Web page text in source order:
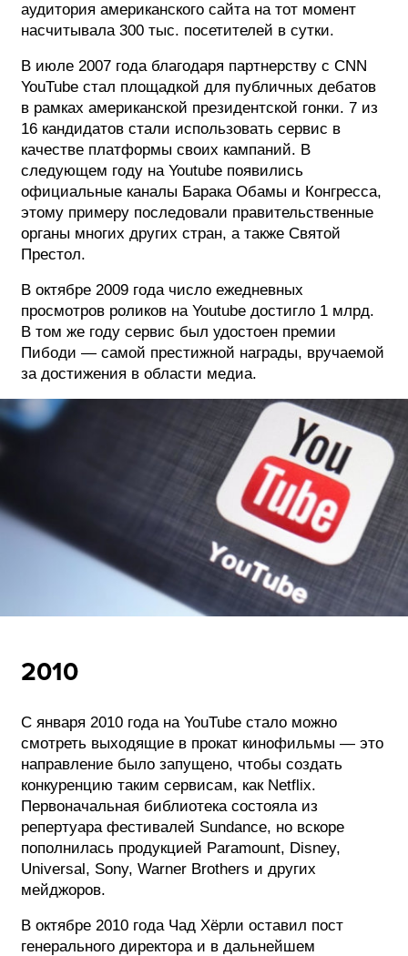
аудитория американского сайта на тот момент
насчитывала 300 тыс. посетителей в сутки.
В июле 2007 года благодаря партнерству с CNN
YouTube стал площадкой для публичных дебатов
в рамках американской президентской гонки. 7 из
16 кандидатов стали использовать сервис в
качестве платформы своих кампаний. В
следующем году на Youtube появились
официальные каналы Барака Обамы и Конгресса,
этому примеру последовали правительственные
органы многих других стран, а также Святой
Престол.
В октябре 2009 года число ежедневных
просмотров роликов на Youtube достигло 1 млрд.
В том же году сервис был удостоен премии
Пибоди — самой престижной награды, вручаемой
за достижения в области медиа.
2010
С января 2010 года на YouTube стало можно
смотреть выходящие в прокат кинофильмы — это
направление было запущено, чтобы создать
конкуренцию таким сервисам, как Netflix.
Первоначальная библиотека состояла из
репертуара фестивалей Sundance, но вскоре
пополнилась продукцией Paramount, Disney,
Universal, Sony, Warner Brothers и других
мейджоров.
В октябре 2010 года Чад Хёрли оставил пост
генерального директора и в дальнейшем